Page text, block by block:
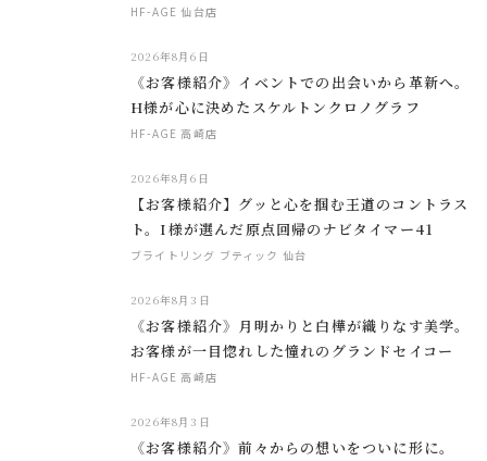
HF-AGE 仙台店
2026年8月6日
《お客様紹介》イベントでの出会いから革新へ。
H様が心に決めたスケルトンクロノグラフ
HF-AGE 高崎店
2026年8月6日
【お客様紹介】グッと心を掴む王道のコントラス
ト。I様が選んだ原点回帰のナビタイマー41
ブライトリング ブティック 仙台
2026年8月3日
《お客様紹介》月明かりと白樺が織りなす美学。
お客様が一目惚れした憧れのグランドセイコー
HF-AGE 高崎店
2026年8月3日
《お客様紹介》前々からの想いをついに形に。